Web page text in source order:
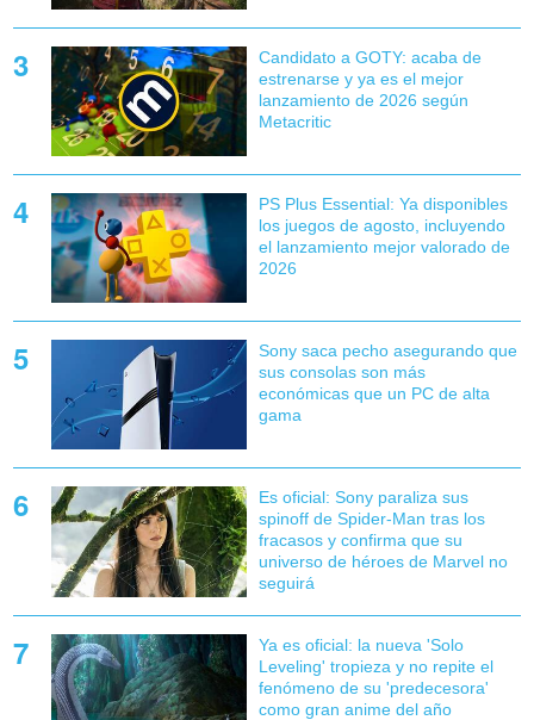
Candidato a GOTY: acaba de
estrenarse y ya es el mejor
lanzamiento de 2026 según
Metacritic
PS Plus Essential: Ya disponibles
los juegos de agosto, incluyendo
el lanzamiento mejor valorado de
2026
Sony saca pecho asegurando que
sus consolas son más
económicas que un PC de alta
gama
Es oficial: Sony paraliza sus
spinoff de Spider-Man tras los
fracasos y confirma que su
universo de héroes de Marvel no
seguirá
Ya es oficial: la nueva 'Solo
Leveling' tropieza y no repite el
fenómeno de su 'predecesora'
como gran anime del año